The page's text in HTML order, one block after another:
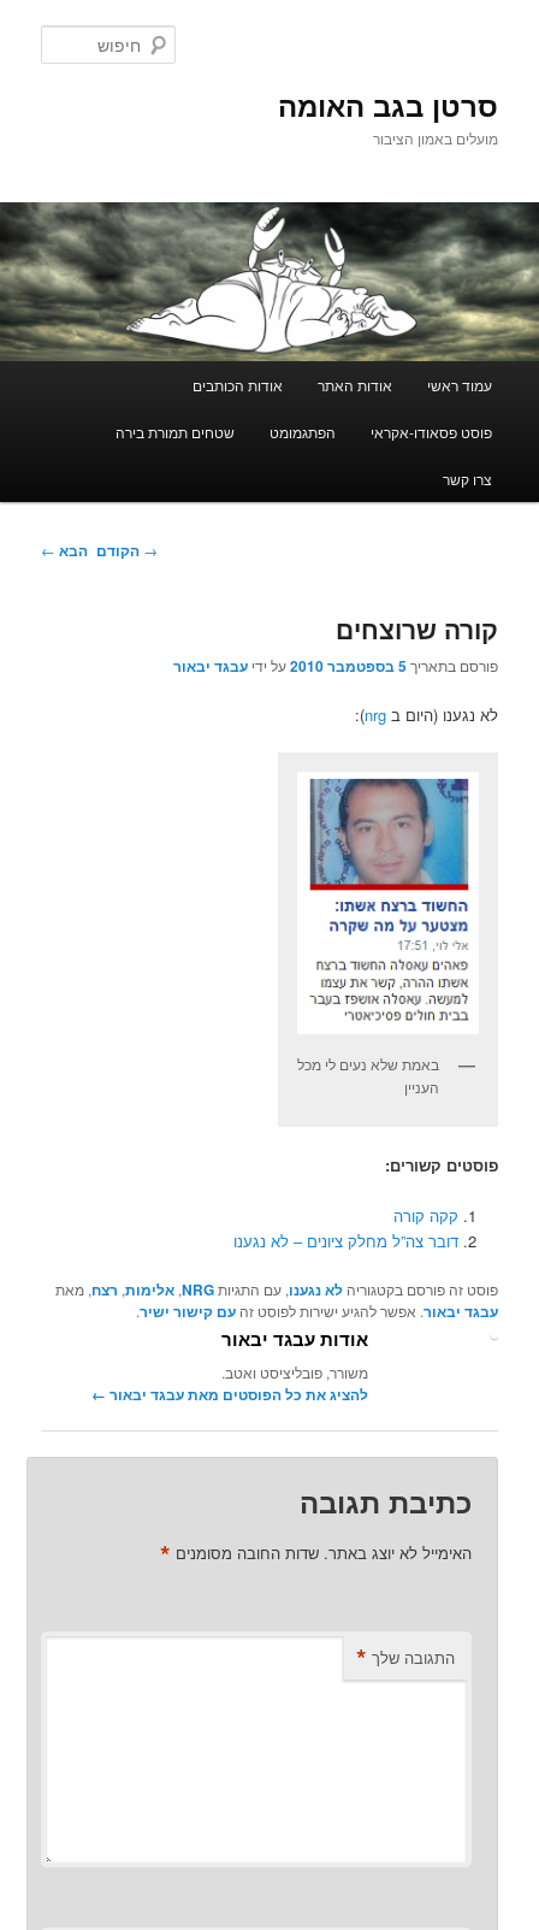
סרטן בגב האומה
מועלים באמון הציבור
עמוד ראשי אודות האתר אודות הכותבים
פוסט פסאודו-אקראי הפתגמומט שטחים תמורת בירה
צרו קשר
ניווט
→ הקודם הבא ←
קורה שרוצחים
פורסם בתאריך5 בספטמבר 2010 על ידיעבגד יבאור
לא נגענו (היום בnrg
):
באמת שלא נעים לי מכל
העניין
פוסטים קשורים:
קקה קורה
דובר צה”ל מחלק ציונים – לא נגענו
פוסט זה פורסם בקטגוריהלא נגענו, עם התגיותNRG
,אלימות, רצח, מאת
עבגד יבאור. אפשר להגיע ישירות לפוסט זהעם קישור ישיר.
אודות עבגד יבאור
משורר, פובליציסט ואטב.
להציג את כל הפוסטים מאת עבגד יבאור‏ ←
כתיבת תגובה
האימייל לא יוצג באתר. שדות החובה מסומנים *
התגובה שלך *